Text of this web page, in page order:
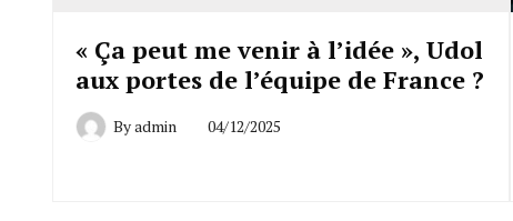
« Ça peut me venir à l’idée », Udol
aux portes de l’équipe de France ?
Byadmin 04/12/2025